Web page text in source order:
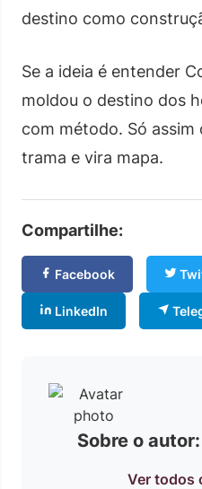
destino como
Se a ideia é entender
moldou o destino dos
com método. Só
trama e vira mapa.
Compartilhe:
Facebook
LinkedIn
Sobre o
Ver todos